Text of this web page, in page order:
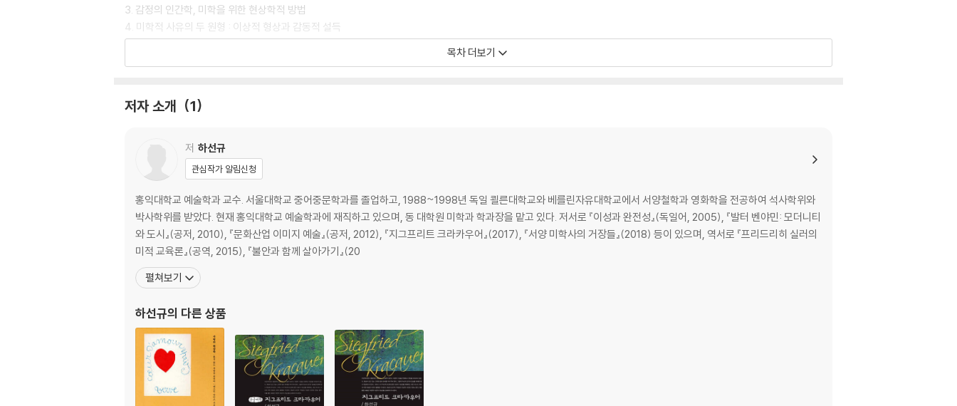
3. 감정의 인간학, 미학을 위한 현상학적 방법
4. 미학적 사유의 두 원형 : 이상적 형상과 감동적 설득
1. 플라톤 : 시와 예술에 관한 성찰의 시조
2. 아리스토텔레스 : 시적 서사에 관한 최초의 예술철학
시적·예술적 모방의 복권 | 시적 서사의 가치와 철학적 평가
3. 플로티노스 : 빛과 형상의 감각적 힘의 긍정
미를 통한 영혼의 고양 | 일자의 형이상학과 살아 있는 형상의 미학
4. 중세 미학 개괄 : 빛, 비례, 내면성을 통한 신성의 계시
기독교 신앙과 현세적 삶의 긍정 | 신이 창조한 우주의 완전성, 개별자의 내면성, 빛의 미학
르네상스와 근대 초기
5. 알베르티 : 르네상스의 실천적 기예가의 초상
6. 섀프츠베리 : 내적 창조성을 통한 윤리적 미학
성격의 인상학 | 제2의 성격과 예술적 기호 | 창조적 형상과 열광적 관조의 미학
근대 미학의 시기
7. 바움가르텐 : 시적 진실을 위한 미학의 주창자
감성적 인간의 복권 | ‘펠릭스 에스테티쿠스’, 새로운 인간성의 이상
목차 더보기
저자 소개 1
저 하선규
관심작가 알림신청
홍익대학교 예술학과 교수. 서울대학교 중어중문학과를 졸업하고, 1988~1998년 독일 쾰른대학교와 베를린자유대학교에서 서양철학과 영화학을 전공하여 석사학위와
박사학위를 받았다. 현재 홍익대학교 예술학과에 재직하고 있으며, 동 대학원 미학과 학과장을 맡고 있다. 저서로 『이성과 완전성』(독일어, 2005), 『발터 벤야민: 모더니티
와 도시』(공저, 2010), 『문화산업 이미지 예술』(공저, 2012), 『지그프리트 크라카우어』(2017), 『서양 미학사의 거장들』(2018) 등이 있으며, 역서로 『프리드리히 실러의
미적 교육론』(공역, 2015), 『불안과 함께 살아가기』(20
펼쳐보기
하선규의 다른 상품